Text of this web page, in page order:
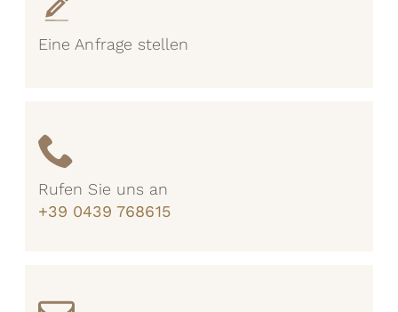
Eine Anfrage stellen
Rufen Sie uns an
+39 0439 768615